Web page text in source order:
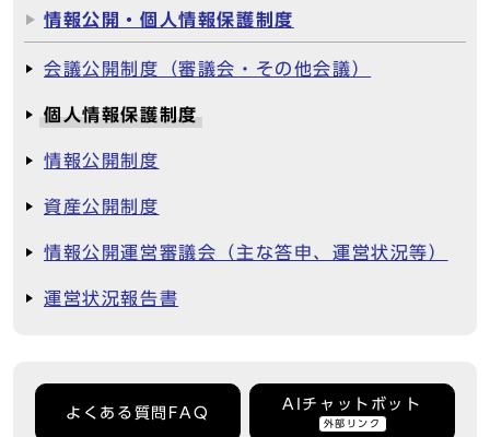
情報公開・個人情報保護制度
会議公開制度（審議会・その他会議）
個人情報保護制度
情報公開制度
資産公開制度
情報公開運営審議会（主な答申、運営状況等）
運営状況報告書
よくある質問FAQ
AIチャットボット
外部リンク